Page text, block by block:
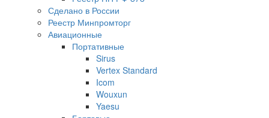
Сделано в России
Реестр Минпромторг
Авиационные
Портативные
Sirus
Vertex Standard
Icom
Wouxun
Yaesu